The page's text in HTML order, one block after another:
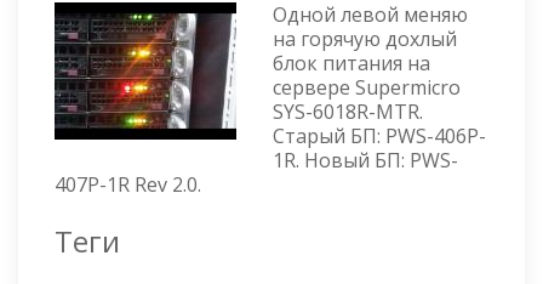
ПИТАНИЯ
НА
СЕРВЕРЕ
SUPERMICRO
SYS-
6018R-
Одной левой меняю
на горячую дохлый
блок питания на
сервере Supermicro
SYS-6018R-MTR.
Старый БП: PWS-406P-
1R. Новый БП: PWS-
407P-1R Rev 2.0.
Теги